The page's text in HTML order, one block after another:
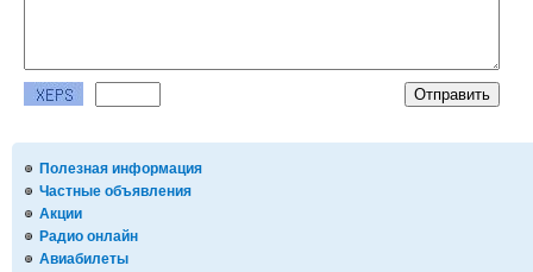
Полезная информация
Частные объявления
Акции
Радио онлайн
Авиабилеты